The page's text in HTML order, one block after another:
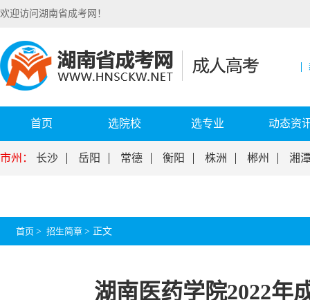
欢迎访问湖南省成考网！
首页 选院校 选专业 动态资
市州： 长沙 岳阳 常德 衡阳 株洲 郴州 湘
首页 > 招生简章 > 正文
湖南医药学院2022年